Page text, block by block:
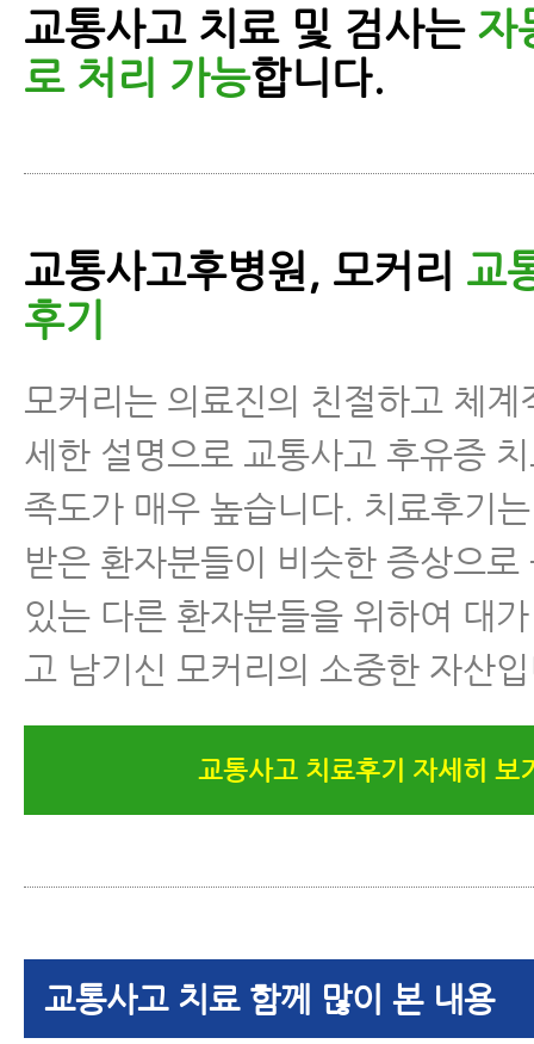
교통사고 치료 및 검사는 자
로 처리 가능합니다.
교통사고후병원, 모커리 교
후기
모커리는 의료진의 친절하고 체계
세한 설명으로 교통사고 후유증
족도가 매우 높습니다. 치료후기
받은 환자분들이 비슷한 증상으로
있는 다른 환자분들을 위하여 대
고 남기신 모커리의 소중한 자산
교통사고 치료후기 자세히 보
교통사고 치료 함께 많이 본 내용